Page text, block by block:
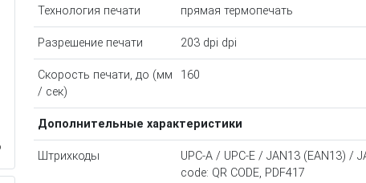
Технология печати прямая термопечать
Разрешение печати 203 dpi dpi
Скорость печати, до (мм
/ сек)
160
Дополнительные характеристики
Штрихкоды
UPC-A / UPC-E / JAN13 (EAN13) /
code: QR CODE, PDF417